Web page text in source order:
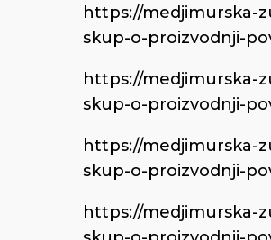
https://medjimurska-
skup-o-proizvodnji-
https://medjimurska-
skup-o-proizvodnji-
https://medjimurska-
skup-o-proizvodnji-
https://medjimurska-